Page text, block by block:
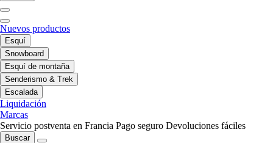
Nuevos productos
Esquí
Snowboard
Esquí de montaña
Senderismo & Trek
Escalada
Liquidación
Marcas
Servicio postventa en Francia Pago seguro Devoluciones fáciles
Buscar